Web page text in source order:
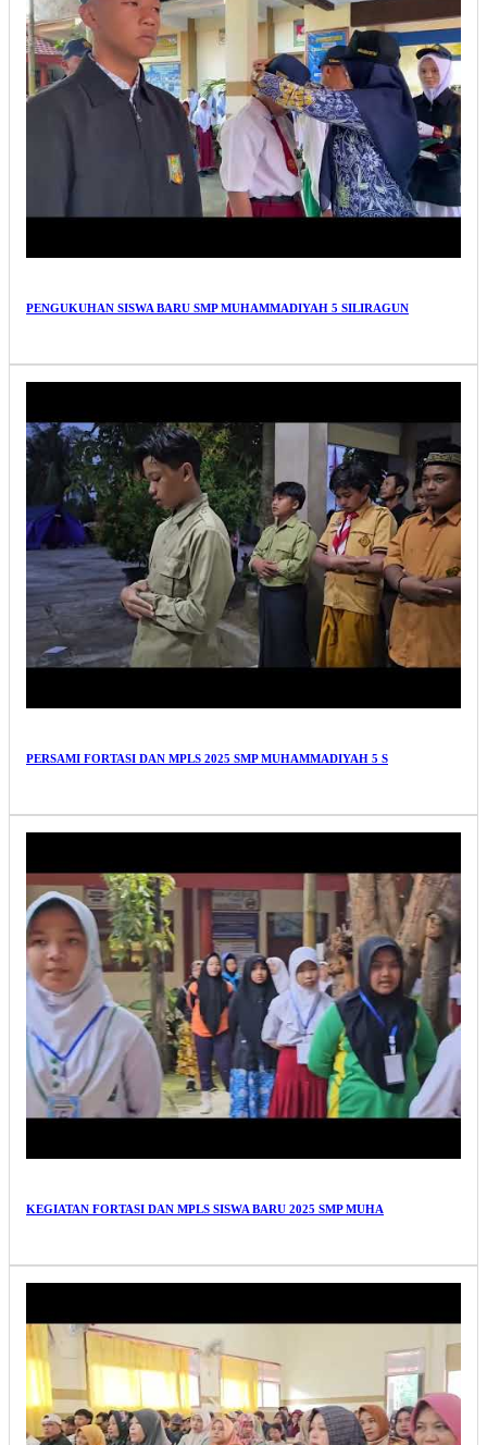
PENGUKUHAN SISWA BARU SMP MUHAMMADIYAH 5 SILIRAGUN
PERSAMI FORTASI DAN MPLS 2025 SMP MUHAMMADIYAH 5 S
KEGIATAN FORTASI DAN MPLS SISWA BARU 2025 SMP MUHA